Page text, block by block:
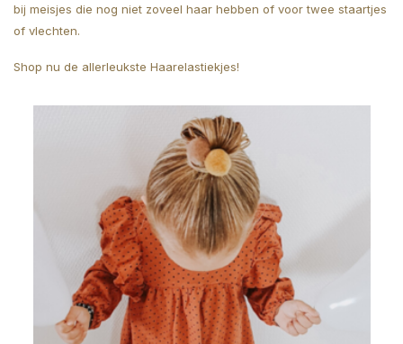
bij meisjes die nog niet zoveel haar hebben of voor twee staartjes
of vlechten.
Shop nu de allerleukste Haarelastiekjes!